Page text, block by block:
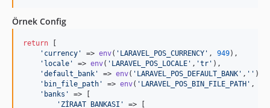
Örnek Config
return [
' currency ' => env( ' LARAVEL_POS_CURRENCY ' , 949),
' locale ' => env( ' LARAVEL_POS_LOCALE ' , 'tr ' ),
'default_bank ' => env( ' LARAVEL_POS_DEFAULT_BANK ' , '' ),
' bin_file_path ' => env( ' LARAVEL_POS_BIN_FILE_PATH ' ,
' banks '
=> [
' ZİRAAT BANKASI ' => [